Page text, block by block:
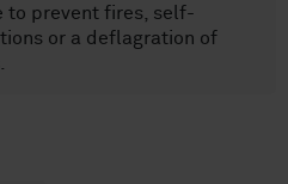
to prevent fires, self-
or a deflagration of